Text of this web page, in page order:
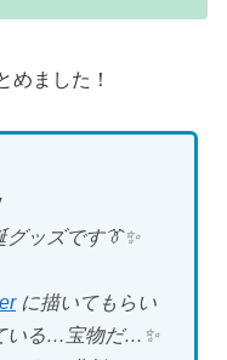
めました！
ッズです👔✨
に描いてもらい
いる…宝物だ…✨